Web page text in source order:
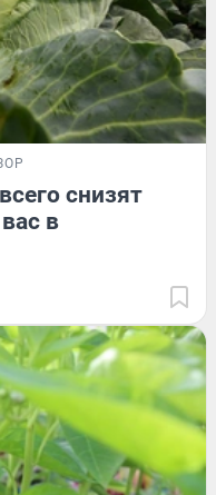
снизят
в